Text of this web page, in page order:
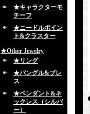
★キャラクターモ
チーフ
★ニードルポイン
ト&クラスター
★Other Jewelry
★リング
★バングル&ブレ
ス
★ペンダント&ネ
ックレス（シルバ
ー）